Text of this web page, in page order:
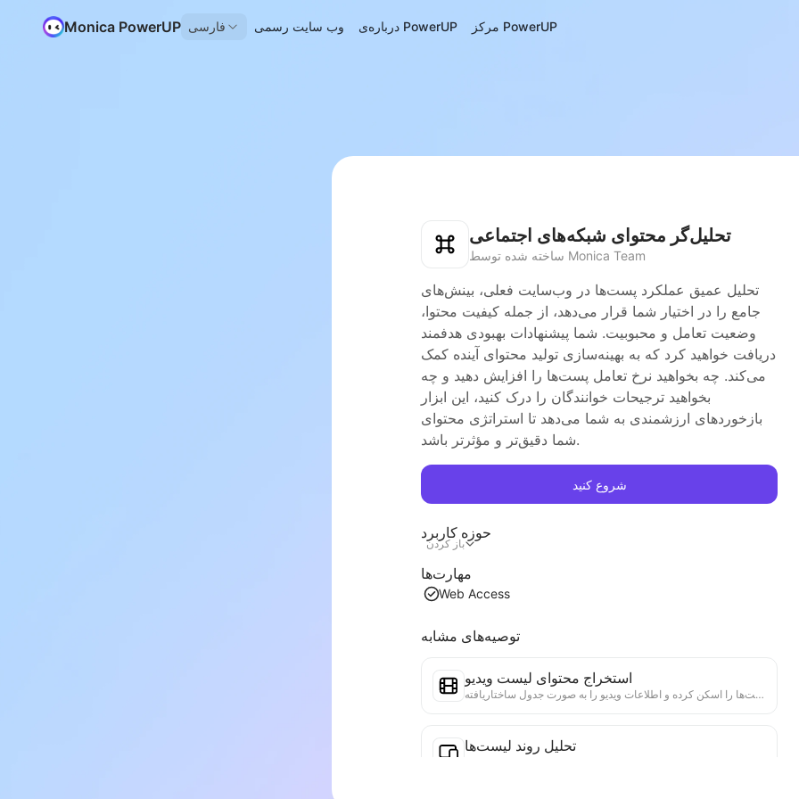
Monica PowerUP فارسی وب سایت رسمی درباره‌ی PowerUP مرکز PowerUP
تحلیل‌گر محتوای شبکه‌های اجتماعی
ساخته شده توسط Monica Team
تحلیل عمیق عملکرد پست‌ها در وب‌سایت فعلی، بینش‌های
جامع را در اختیار شما قرار می‌دهد، از جمله کیفیت محتوا،
وضعیت تعامل و محبوبیت. شما پیشنهادات بهبودی هدفمند
دریافت خواهید کرد که به بهینه‌سازی تولید محتوای آینده کمک
می‌کند. چه بخواهید نرخ تعامل پست‌ها را افزایش دهید و چه
بخواهید ترجیحات خوانندگان را درک کنید، این ابزار
بازخوردهای ارزشمندی به شما می‌دهد تا استراتژی محتوای
شما دقیق‌تر و مؤثرتر باشد.
شروع کنید
حوزه کاربرد
باز کردن
مهارت‌ها
Web Access
توصیه‌های مشابه
استخراج محتوای لیست ویدیو
یک ابزار کارآمد برای استخراج محتوای ویدئویی از وب‌سایت‌ها که می‌تواند به سرعت وب‌سایت‌ها را اسکن کرده و اطلاعات ویدیو را به صورت جدول ساختاریافته Markdown سازماندهی کند.
تحلیل روند لیست‌ها